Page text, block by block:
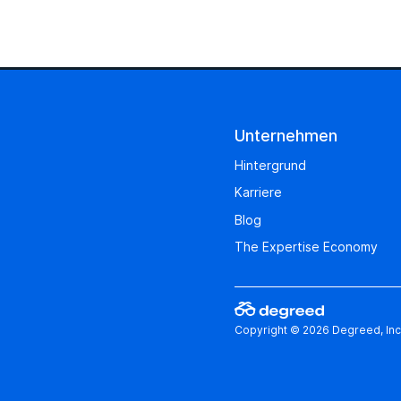
Unternehmen
Hintergrund
Karriere
Blog
The Expertise Economy
Copyright © 2026 Degreed,